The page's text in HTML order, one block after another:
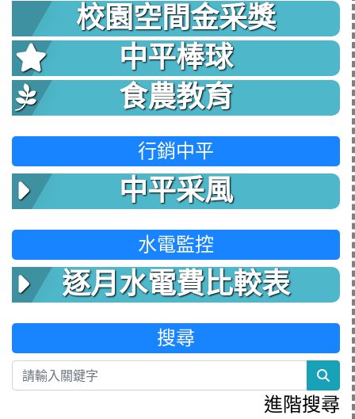
校園空間金采獎
中平棒球
食農教育
行銷中平
中平采風
水電監控
逐月水電費比較表
搜尋
進階搜尋